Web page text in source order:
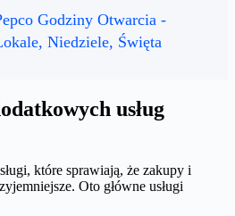
Godziny Otwarcia -
Niedziele, Święta
usług
które sprawiają, że zakupy i
Oto główne usługi